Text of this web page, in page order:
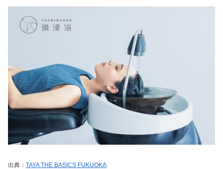
出典： TAYA THE BASICS FUKUOKA